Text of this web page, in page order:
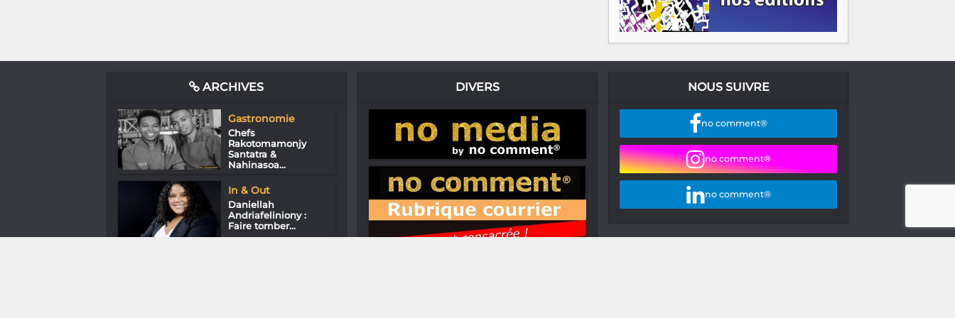
ARCHIVES
Gastronomie
Chefs
Rakotomamonjy
Santatra &
Nahinasoa...
In & Out
Daniellah
Andriafeliniony :
Faire tomber...
DIVERS NOUS SUIVRE
no comment®
no comment®
no comment®